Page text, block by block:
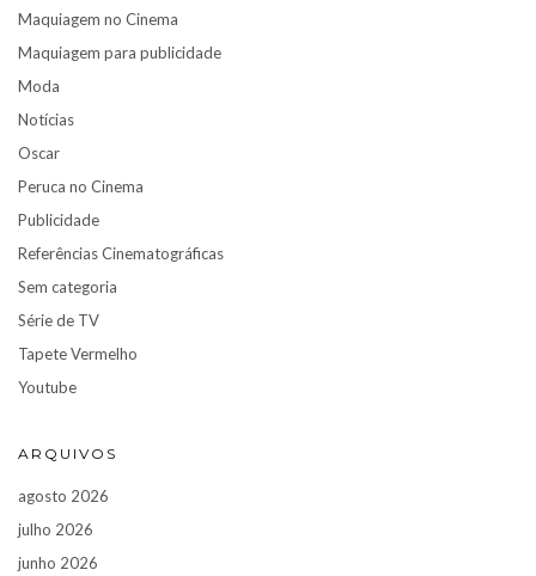
Maquiagem no Cinema
Maquiagem para publicidade
Moda
Notícias
Oscar
Peruca no Cinema
Publicidade
Referências Cinematográficas
Sem categoria
Série de TV
Tapete Vermelho
Youtube
ARQUIVOS
agosto 2026
julho 2026
junho 2026